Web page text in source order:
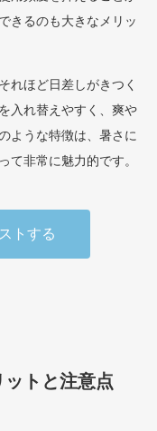
きるのも大きなメリッ
れほど日差しがきつく
入れ替えやすく、爽や
ような特徴は、暑さに
て非常に魅力的です。
トする
トと注意点